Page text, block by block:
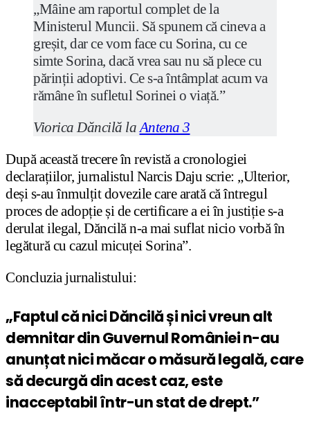
„Mâine am raportul complet de la
Ministerul Muncii. Să spunem că cineva a
greșit, dar ce vom face cu Sorina, cu ce
simte Sorina, dacă vrea sau nu să plece cu
părinții adoptivi. Ce s-a întâmplat acum va
rămâne în sufletul Sorinei o viață.”
Viorica Dăncilă laAntena 3
După această trecere în revistă a cronologiei
declarațiilor, jurnalistul Narcis Daju scrie: „Ulterior,
deși s-au înmulțit dovezile care arată că întregul
proces de adopție și de certificare a ei în justiție s-a
derulat ilegal, Dăncilă n-a mai suflat nicio vorbă în
legătură cu cazul micuței Sorina”.
Concluzia jurnalistului:
„Faptul că nici Dăncilă și nici vreun alt
demnitar din Guvernul României n-au
anunțat nici măcar o măsură legală, care
să decurgă din acest caz, este
inacceptabil într-un stat de drept.”